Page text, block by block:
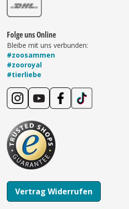
Folge uns Online
Bleibe mit uns verbunden:
#zoosammen
#zooroyal
#tierliebe
Vertrag Widerrufen